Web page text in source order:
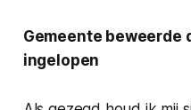
Gemeente beweerde
ingelopen